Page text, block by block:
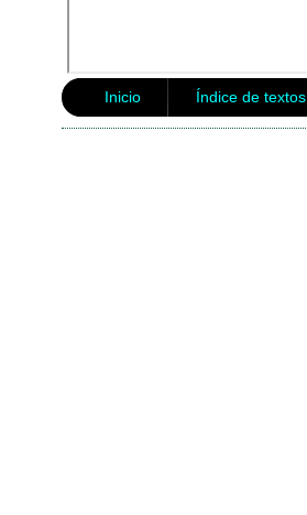
Inicio Índice de textos